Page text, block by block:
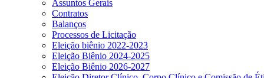
Assuntos Gerais
Contratos
Balanços
Processos de Licitação
Eleição biênio 2022-2023
Eleição Biênio 2024-2025
Eleição Biênio 2026-2027